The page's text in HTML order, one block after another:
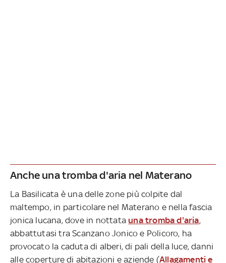
Anche una tromba d'aria nel Materano
La Basilicata è una delle zone più colpite dal
maltempo, in particolare nel Materano e nella fascia
jonica lucana, dove in nottatauna tromba d'aria,
abbattutasi tra Scanzano Jonico e Policoro, ha
provocato la caduta di alberi, di pali della luce, danni
alle coperture di abitazioni e aziende (Allagamenti e